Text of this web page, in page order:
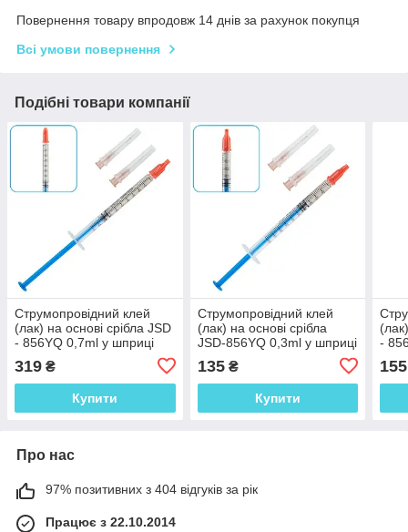
Повернення товару впродовж 14 днів за рахунок покупця
Всі умови повернення
Подібні товари компанії
Струмопровідний клей
(лак) на основі срібла JSD
- 856YQ 0,7ml у шприці
319 ₴
Купити
Струмопровідний клей
(лак) на основі срібла
JSD-856YQ 0,3ml у шприці
135₴
Купити
-
155
Про нас
97% позитивних з 404 відгуків за рік
Працює з 22.10.2014